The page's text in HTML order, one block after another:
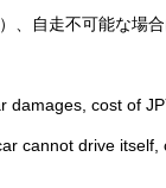
、自走不可能な場
damages, cost of
cannot drive